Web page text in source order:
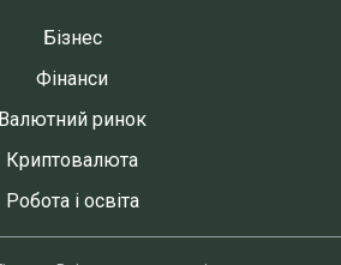
Бізнес
Фінанси
Валютний ринок
Криптовалюта
Робота і освіта